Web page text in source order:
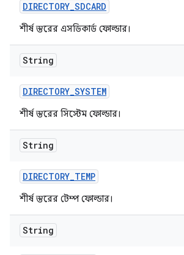
DIRECTORY_SDCARD
শীর্ষ স্তরের এসডিকার্ড ফোল্ডার।
String
DIRECTORY_SYSTEM
শীর্ষ স্তরের সিস্টেম ফোল্ডার।
String
DIRECTORY_TEMP
শীর্ষ স্তরের টেম্প ফোল্ডার।
String